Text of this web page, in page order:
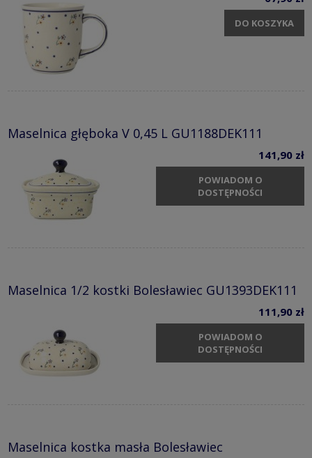
DO KOSZYKA
Maselnica głęboka V 0,45 L GU1188DEK111
141,90 zł
POWIADOM O
DOSTĘPNOŚCI
Maselnica 1/2 kostki Bolesławiec GU1393DEK111
111,90 zł
POWIADOM O
DOSTĘPNOŚCI
Maselnica kostka masła Bolesławiec